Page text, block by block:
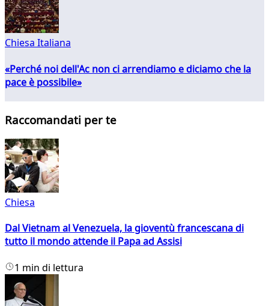
Chiesa Italiana
«Perché noi dell'Ac non ci arrendiamo e diciamo che la
pace è possibile»
Raccomandati per te
Chiesa
Dal Vietnam al Venezuela, la gioventù francescana di
tutto il mondo attende il Papa ad Assisi
1 min di lettura